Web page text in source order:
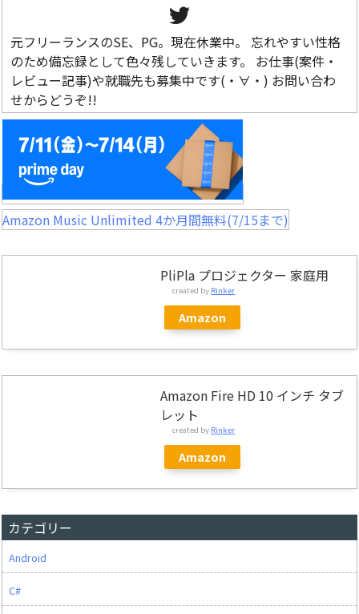
元フリーランスのSE、PG。現在休業中。 忘れやすい性格
のため備忘録として色々残していきます。 お仕事(案件・
レビュー記事)や就職先も募集中です(・∀・) お問い合わ
せからどうぞ!!
Amazon Music Unlimited 4か月間無料(7/15まで)
PliPla プロジェクター 家庭用
created by Rinker
Amazon
Amazon Fire HD 10 インチ タブ
レット
created by Rinker
Amazon
カテゴリー
Android
C#